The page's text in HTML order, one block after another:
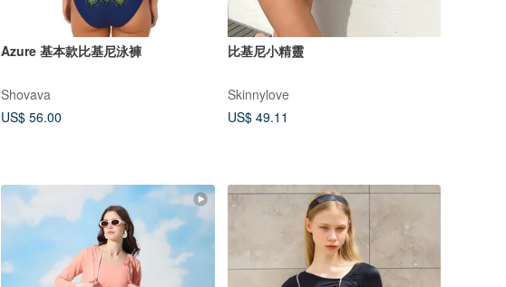
Azure 基本款比基尼泳褲
Shovava
US$ 56.00
比基尼小精靈
Skinnylove
US$ 49.11